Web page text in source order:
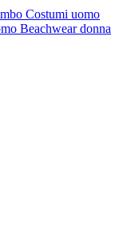
Costumi uomo
Beachwear donna